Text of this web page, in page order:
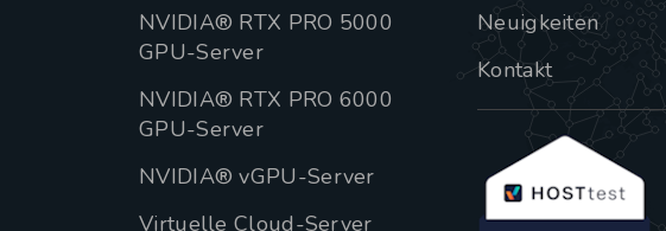
NVIDIA® RTX PRO 5000
GPU-Server
NVIDIA® RTX PRO 6000
GPU-Server
NVIDIA® vGPU-Server
Virtuelle Cloud-Server
Neuigkeiten
Kontakt